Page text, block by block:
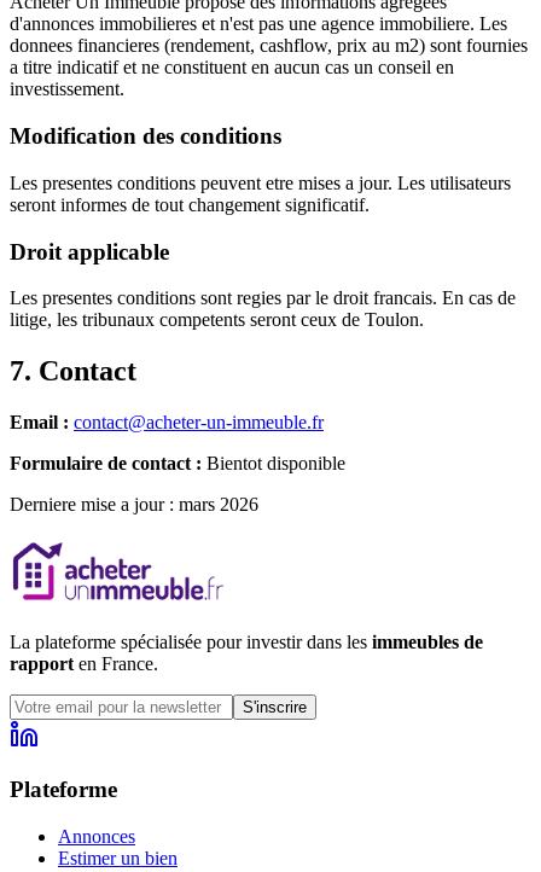
d'annonces immobilieres et n'est pas une agence immobiliere. Les
donnees financieres (rendement, cashflow, prix au m2) sont fournies
a titre indicatif et ne constituent en aucun cas un conseil en
investissement.
Modification des conditions
Les presentes conditions peuvent etre mises a jour. Les utilisateurs
seront informes de tout changement significatif.
Droit applicable
Les presentes conditions sont regies par le droit francais. En cas de
litige, les tribunaux competents seront ceux de Toulon.
7. Contact
Email : contact@acheter-un-immeuble.fr
Formulaire de contact : Bientot disponible
Derniere mise a jour : mars 2026
La plateforme spécialisée pour investir dans les immeubles de
rapport en France.
S'inscrire
Plateforme
Annonces
Estimer un bien